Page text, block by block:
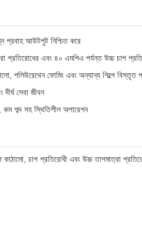
প্রবাহ আউটপুট নিশ্চিত করে
প্রতিরোধের এবং ৪০ এমপিএ পর্যন্ত উচ্চ চাপ
পলিউরেথেন ফোমিং এবং অন্যান্য শিল্পে বিস্তৃত
দীর্ঘ সেবা জীবন
কম শব্দ সহ স্থিতিশীল অপারেশন
কাঠামো, চাপ প্রতিরোধী এবং উচ্চ তাপমাত্রা